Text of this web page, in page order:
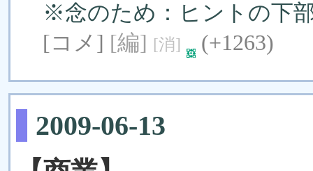
※念のため：ヒントの下
[コメ] [編] [消] (+1263)
2009-06-13